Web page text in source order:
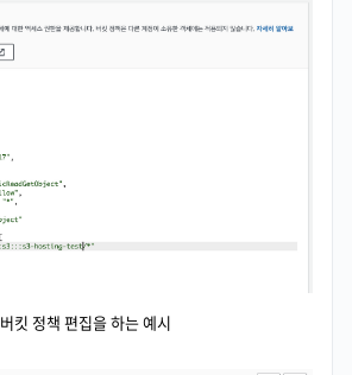
버킷 정책 편집을 하는 예시